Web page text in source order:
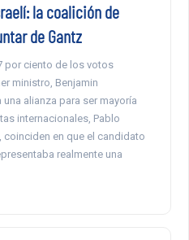
la coalición de
de Gantz
por ciento de los votos
ministro, Benjamin
alianza para ser mayoría
internacionales, Pablo
coinciden en que el candidato
realmente una